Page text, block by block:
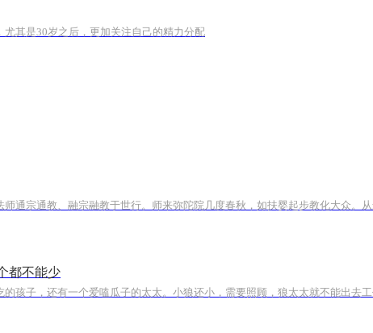
尤其是30岁之后，更加关注自己的精力分配
都不能少
的孩子，还有一个爱嗑瓜子的太太。小狼还小，需要照顾，狼太太就不能出去